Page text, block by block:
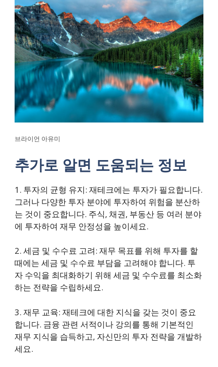
브라이언 아유미
추가로 알면 도움되는 정보
1. 투자의 균형 유지: 재테크에는 투자가 필요합니다.
그러나 다양한 투자 분야에 투자하여 위험을 분산하
는 것이 중요합니다. 주식, 채권, 부동산 등 여러 분야
에 투자하여 재무 안정성을 높이세요.
2. 세금 및 수수료 고려: 재무 목표를 위해 투자를 할
때에는 세금 및 수수료 부담을 고려해야 합니다. 투
자 수익을 최대화하기 위해 세금 및 수수료를 최소화
하는 전략을 수립하세요.
3. 재무 교육: 재테크에 대한 지식을 갖는 것이 중요
합니다. 금융 관련 서적이나 강의를 통해 기본적인
재무 지식을 습득하고, 자신만의 투자 전략을 개발하
세요.